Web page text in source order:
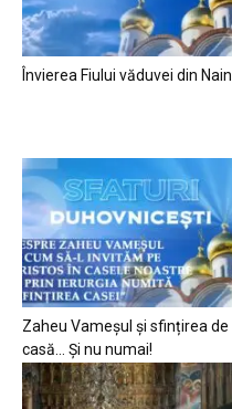
Învierea Fiului văduvei din Nain
Zaheu Vameșul și sfințirea de
casă… Și nu numai!